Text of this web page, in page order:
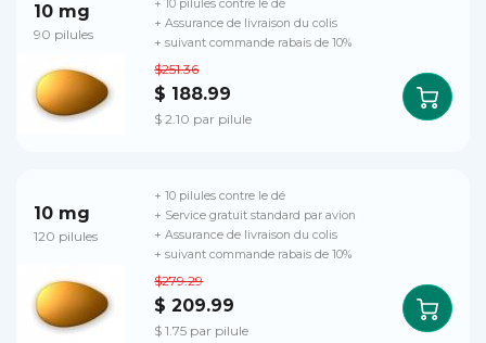
10 mg
90 pilules
$251.36
$ 188.99
$ 2.10 par pilule
+ 10 pilules contre le dé
+ Assurance de livraison du colis
+ suivant commande rabais de 10%
10 mg
120 pilules
$279.29
$ 209.99
$ 1.75 par pilule
+ 10 pilules contre le dé
+ Service gratuit standard par avion
+ Assurance de livraison du colis
+ suivant commande rabais de 10%